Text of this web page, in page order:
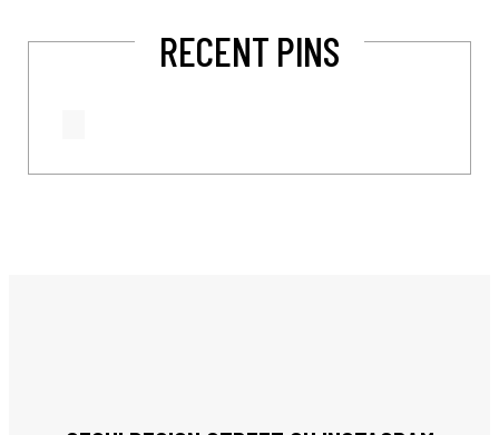
RECENT PINS